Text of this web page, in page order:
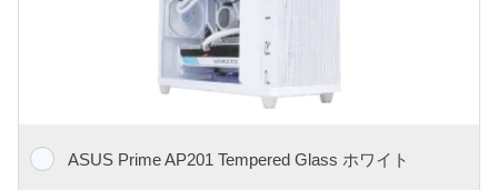
ASUS Prime AP201 Tempered Glass ホワイト